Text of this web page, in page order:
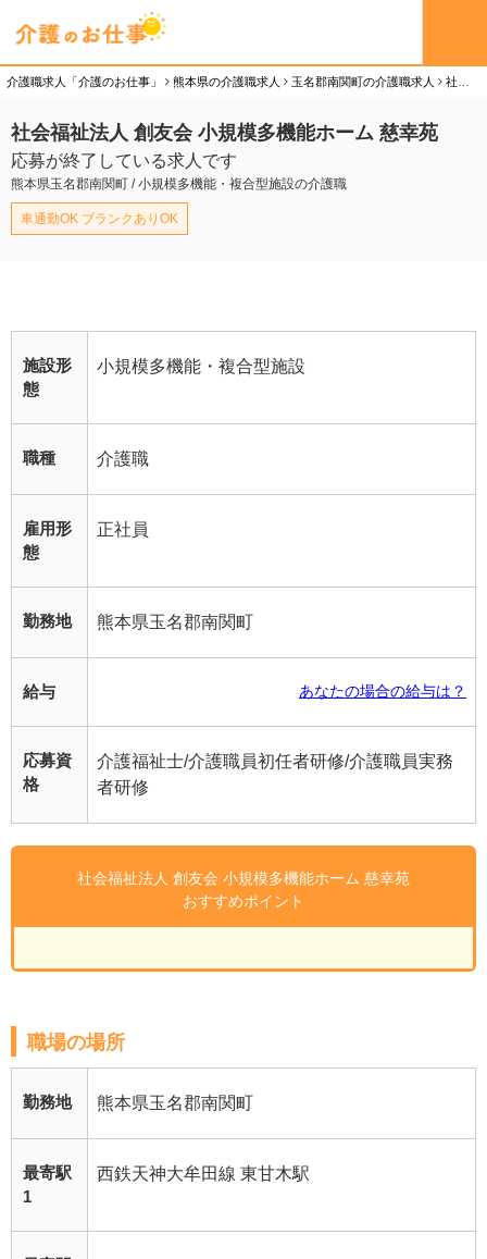
介護職求人「介護のお仕事」 熊本県の介護職求人 玉名郡南関町の介護職求人 社会福祉法人 創友会 小規模多機能ホーム 慈幸苑の介護職（正社員）求人
社会福祉法人 創友会 小規模多機能ホーム 慈幸苑
応募が終了している求人です
熊本県玉名郡南関町 / 小規模多機能・複合型施設の介護職
車通勤OK ブランクありOK
施設形
態
小規模多機能・複合型施設
職種 介護職
雇用形
態
正社員
勤務地 熊本県玉名郡南関町
給与 あなたの場合の給与は？
応募資
格
介護福祉士/介護職員初任者研修/介護職員実務
者研修
社会福祉法人 創友会 小規模多機能ホーム 慈幸苑
おすすめポイント
職場の場所
勤務地 熊本県玉名郡南関町
最寄駅
1
西鉄天神大牟田線 東甘木駅